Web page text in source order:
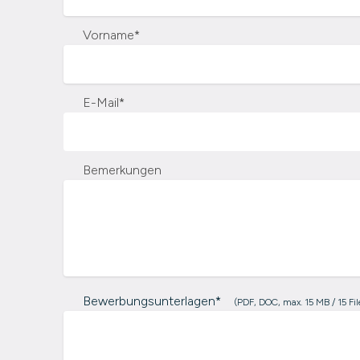
Vorname*
E-Mail*
Bemerkungen
Bewerbungsunterlagen* (PDF, DOC, max. 15 MB / 15